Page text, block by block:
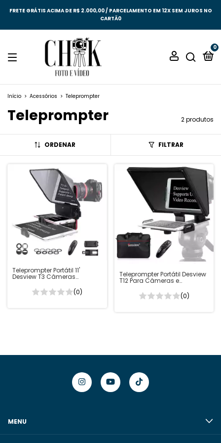
FRETE GRÁTIS ACIMA DE R$ 2.000,00 / PARCELAMENTO EM 12X SEM JUROS NO
CARTÃ0
0
Início > Acessórios > Teleprompter
Teleprompter 2 produtos
ORDENAR FILTRAR
Teleprompter Portátil 11'
Desview T3 Câmeras
(0)
Teleprompter Portátil Desview
T12 Para Câmeras e
(0)
MENU